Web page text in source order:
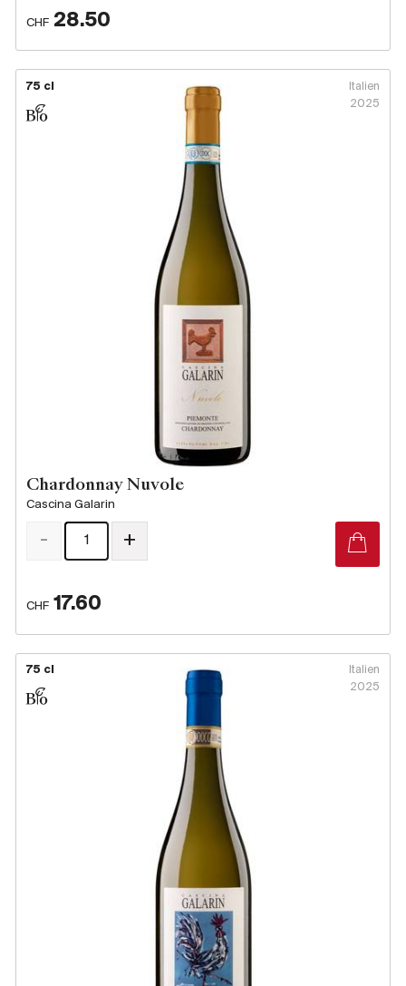
CHF 28.50
75 cl
Italien
2025
Chardonnay Nuvole
Cascina Galarin
CHF 17.60
- +
75 cl
Italien
2025